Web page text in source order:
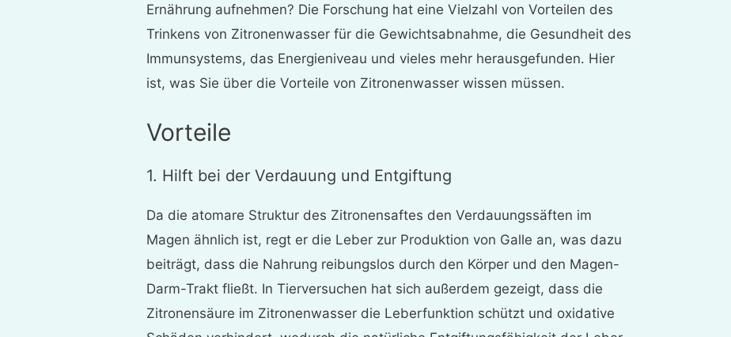
Ernährung aufnehmen? Die Forschung hat eine Vielzahl von Vorteilen des
Trinkens von Zitronenwasser für die Gewichtsabnahme, die Gesundheit des
Immunsystems, das Energieniveau und vieles mehr herausgefunden. Hier
ist, was Sie über die Vorteile von Zitronenwasser wissen müssen.
Vorteile
1. Hilft bei der Verdauung und Entgiftung
Da die atomare Struktur des Zitronensaftes den Verdauungssäften im
Magen ähnlich ist, regt er die Leber zur Produktion von Galle an, was dazu
beiträgt, dass die Nahrung reibungslos durch den Körper und den Magen-
Darm-Trakt fließt. In Tierversuchen hat sich außerdem gezeigt, dass die
Zitronensäure im Zitronenwasser die Leberfunktion schützt und oxidative